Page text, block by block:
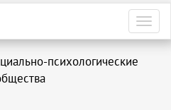
психологические